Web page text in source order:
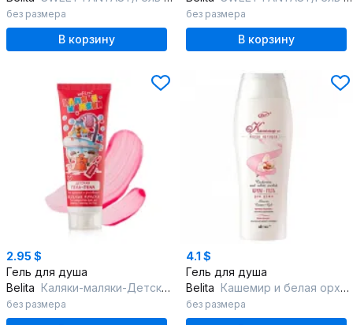
без размера
В корзину
без размера
В корзину
2.95 $
Гель для душа
Belita Каляки-маляки-Детская гель-пена КРАСНАЯ д/купания и рисования "Веселые
без размера
4.1 $
Гель для душа
Belita Кашемир и белая орхидея-Крем-гель для душа
без размера